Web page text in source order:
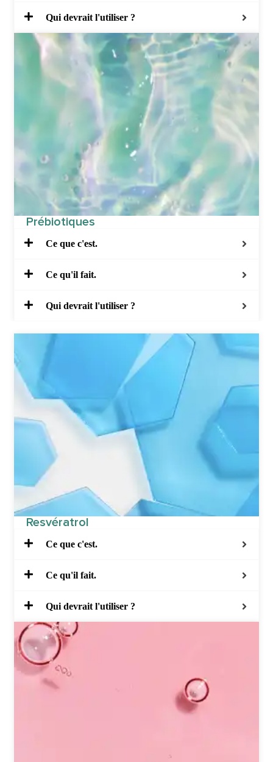
Qui devrait l'utiliser ?
Prébiotiques
Ce que c'est.
Ce qu'il fait.
Qui devrait l'utiliser ?
Resvératrol
Ce que c'est.
Ce qu'il fait.
Qui devrait l'utiliser ?